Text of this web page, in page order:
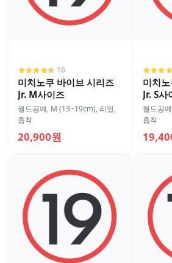
16
미치노쿠 바이브 시리즈
Jr. M사이즈
월드공예, M (13~19cm), 리얼,
흡착
20,900원
미치
Jr. S사
월드공예
흡착